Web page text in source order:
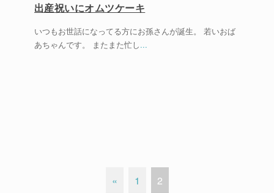
出産祝いにオムツケーキ
いつもお世話になってる方にお孫さんが誕生。 若いおば
あちゃんです。 またまた忙し...
« 1 2